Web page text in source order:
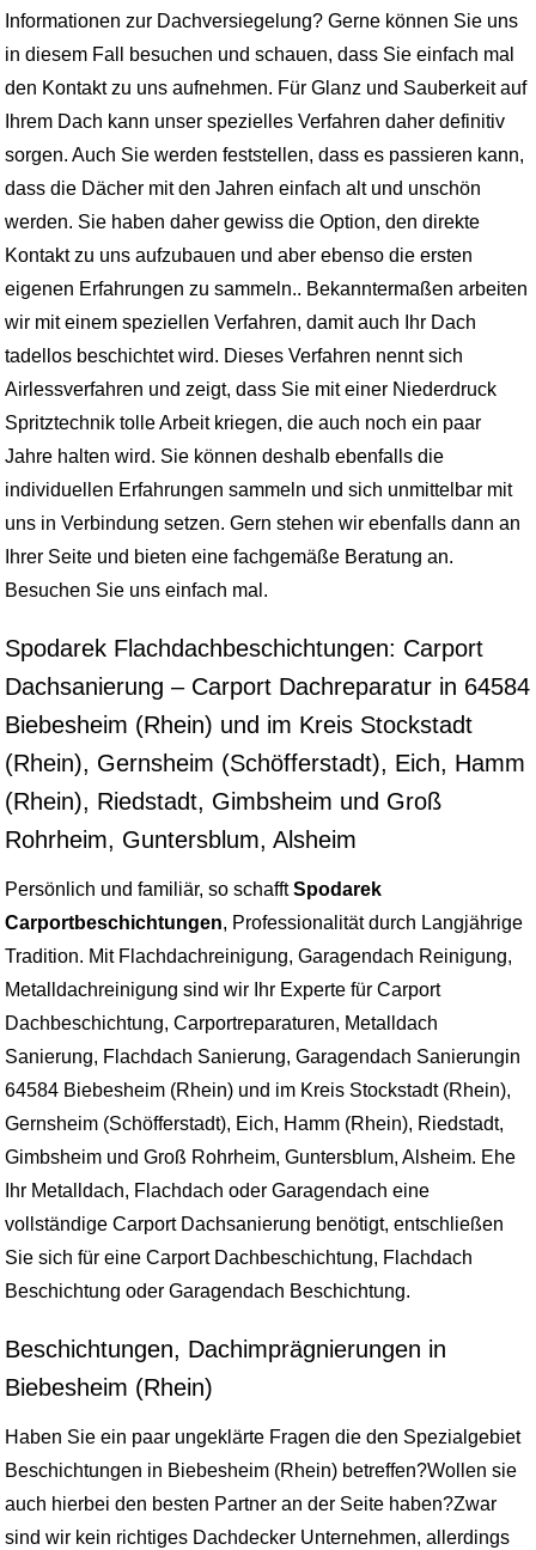
Informationen zur Dachversiegelung? Gerne können Sie uns
in diesem Fall besuchen und schauen, dass Sie einfach mal
den Kontakt zu uns aufnehmen. Für Glanz und Sauberkeit auf
Ihrem Dach kann unser spezielles Verfahren daher definitiv
sorgen. Auch Sie werden feststellen, dass es passieren kann,
dass die Dächer mit den Jahren einfach alt und unschön
werden. Sie haben daher gewiss die Option, den direkte
Kontakt zu uns aufzubauen und aber ebenso die ersten
eigenen Erfahrungen zu sammeln.. Bekanntermaßen arbeiten
wir mit einem speziellen Verfahren, damit auch Ihr Dach
tadellos beschichtet wird. Dieses Verfahren nennt sich
Airlessverfahren und zeigt, dass Sie mit einer Niederdruck
Spritztechnik tolle Arbeit kriegen, die auch noch ein paar
Jahre halten wird. Sie können deshalb ebenfalls die
individuellen Erfahrungen sammeln und sich unmittelbar mit
uns in Verbindung setzen. Gern stehen wir ebenfalls dann an
Ihrer Seite und bieten eine fachgemäße Beratung an.
Besuchen Sie uns einfach mal.
Spodarek Flachdachbeschichtungen: Carport
Dachsanierung – Carport Dachreparatur in 64584
Biebesheim (Rhein) und im Kreis Stockstadt
(Rhein), Gernsheim (Schöfferstadt), Eich, Hamm
(Rhein), Riedstadt, Gimbsheim und Groß
Rohrheim, Guntersblum, Alsheim
Persönlich und familiär, so schafftSpodarek
Carportbeschichtungen, Professionalität durch Langjährige
Tradition. Mit Flachdachreinigung, Garagendach Reinigung,
Metalldachreinigung sind wir Ihr Experte für Carport
Dachbeschichtung, Carportreparaturen, Metalldach
Sanierung, Flachdach Sanierung, Garagendach Sanierungin
64584 Biebesheim (Rhein) und im Kreis Stockstadt (Rhein),
Gernsheim (Schöfferstadt), Eich, Hamm (Rhein), Riedstadt,
Gimbsheim und Groß Rohrheim, Guntersblum, Alsheim. Ehe
Ihr Metalldach, Flachdach oder Garagendach eine
vollständige Carport Dachsanierung benötigt, entschließen
Sie sich für eine Carport Dachbeschichtung, Flachdach
Beschichtung oder Garagendach Beschichtung.
Beschichtungen, Dachimprägnierungen in
Biebesheim (Rhein)
Haben Sie ein paar ungeklärte Fragen die den Spezialgebiet
Beschichtungen in Biebesheim (Rhein) betreffen?Wollen sie
auch hierbei den besten Partner an der Seite haben?Zwar
sind wir kein richtiges Dachdecker Unternehmen, allerdings